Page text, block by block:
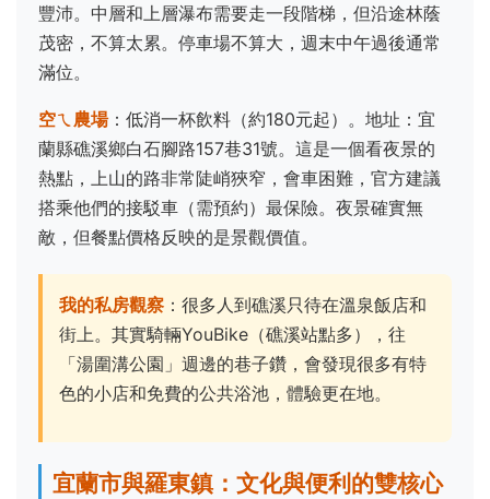
豐沛。中層和上層瀑布需要走一段階梯，但沿途林蔭
茂密，不算太累。停車場不算大，週末中午過後通常
滿位。
空ㄟ農場：低消一杯飲料（約180元起）。地址：宜
蘭縣礁溪鄉白石腳路157巷31號。這是一個看夜景的
熱點，上山的路非常陡峭狹窄，會車困難，官方建議
搭乘他們的接駁車（需預約）最保險。夜景確實無
敵，但餐點價格反映的是景觀價值。
我的私房觀察 ：很多人到礁溪只待在溫泉飯店和
街上。其實騎輛YouBike（礁溪站點多），往
「湯圍溝公園」週邊的巷子鑽，會發現很多有特
色的小店和免費的公共浴池，體驗更在地。
宜蘭市與羅東鎮：文化與便利的雙核心